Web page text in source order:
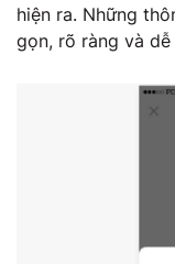
hiện ra. Những
gọn, rõ ràng và